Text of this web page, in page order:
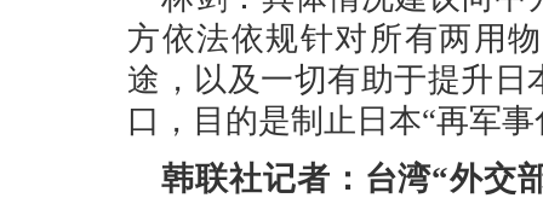
方依法依规针对所有两用
途，以及一切有助于提升
口，目的是制止日本“再军
韩联社记者：台湾“外交